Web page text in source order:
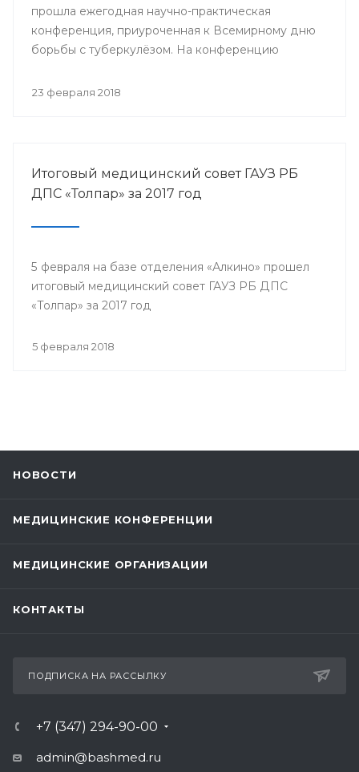
прошла ежегодная научно-практическая
конференция, приуроченная к Всемирному дню
борьбы с туберкулёзом. На конференцию
санатория, а так же почётные гости.
23 февраля 2018
Итоговый медицинский совет ГАУЗ РБ
ДПС «Толпар» за 2017 год
5 февраля на базе отделения «Алкино» прошел
итоговый медицинский совет ГАУЗ РБ ДПС
«Толпар» за 2017 год
5 февраля 2018
НОВОСТИ
МЕДИЦИНСКИЕ КОНФЕРЕНЦИИ
МЕДИЦИНСКИЕ ОРГАНИЗАЦИИ
КОНТАКТЫ
ПОДПИСКА НА РАССЫЛКУ
+7 (347) 294-90-00
admin@bashmed.ru